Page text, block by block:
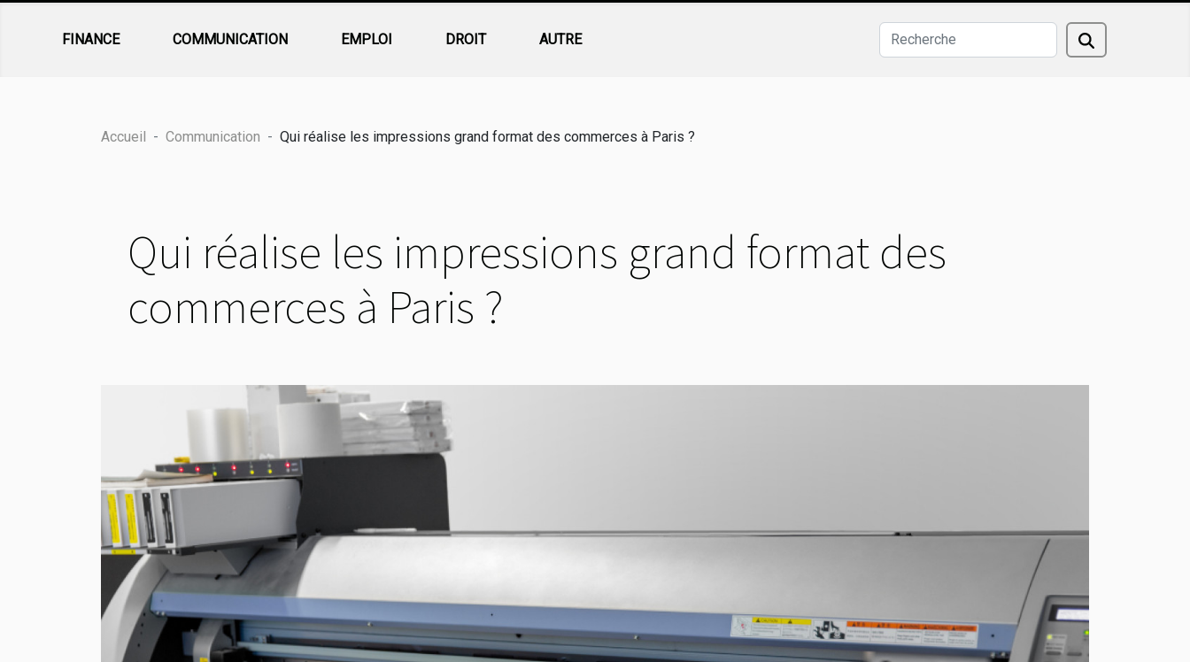
FINANCE COMMUNICATION EMPLOI DROIT AUTRE
Accueil Communication Qui réalise les impressions grand format des commerces à Paris ?
Qui réalise les impressions grand format des
commerces à Paris ?